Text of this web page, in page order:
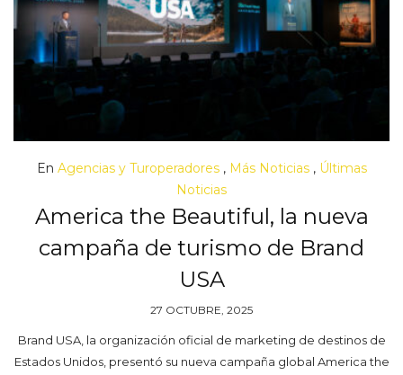
En Agencias y Turoperadores, Más Noticias, Últimas
Noticias
America the Beautiful, la nueva
campaña de turismo de Brand
USA
27 OCTUBRE, 2025
Brand USA, la organización oficial de marketing de destinos de
Estados Unidos, presentó su nueva campaña global America the